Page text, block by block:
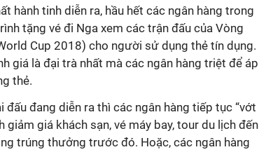
hành tinh diễn ra, hầu hết các ngân hàng trong
tặng vé đi Nga xem các trận đấu của Vòng
Cup 2018) cho người sử dụng thẻ tín dụng.
giá là đại trà nhất mà các ngân hàng triệt để áp
thẻ.
đang diễn ra thì các ngân hàng tiếp tục “vớt
giá khách sạn, vé máy bay, tour du lịch đến
trúng thưởng trước đó. Hoặc, các ngân hàng